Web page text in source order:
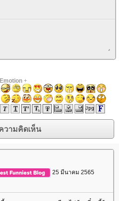
Emotion+
25 มีนาคม 2565